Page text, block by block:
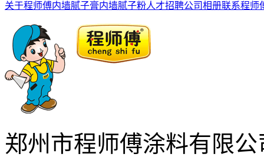
关于程师傅内墙腻子膏内墙腻子粉人才招聘公司相册联系程师
郑州市程师傅涂料有限公